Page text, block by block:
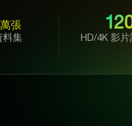
張
料集 HD/4K 影